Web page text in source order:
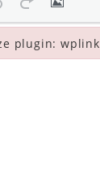
plugin: wplink
plugin: wplink